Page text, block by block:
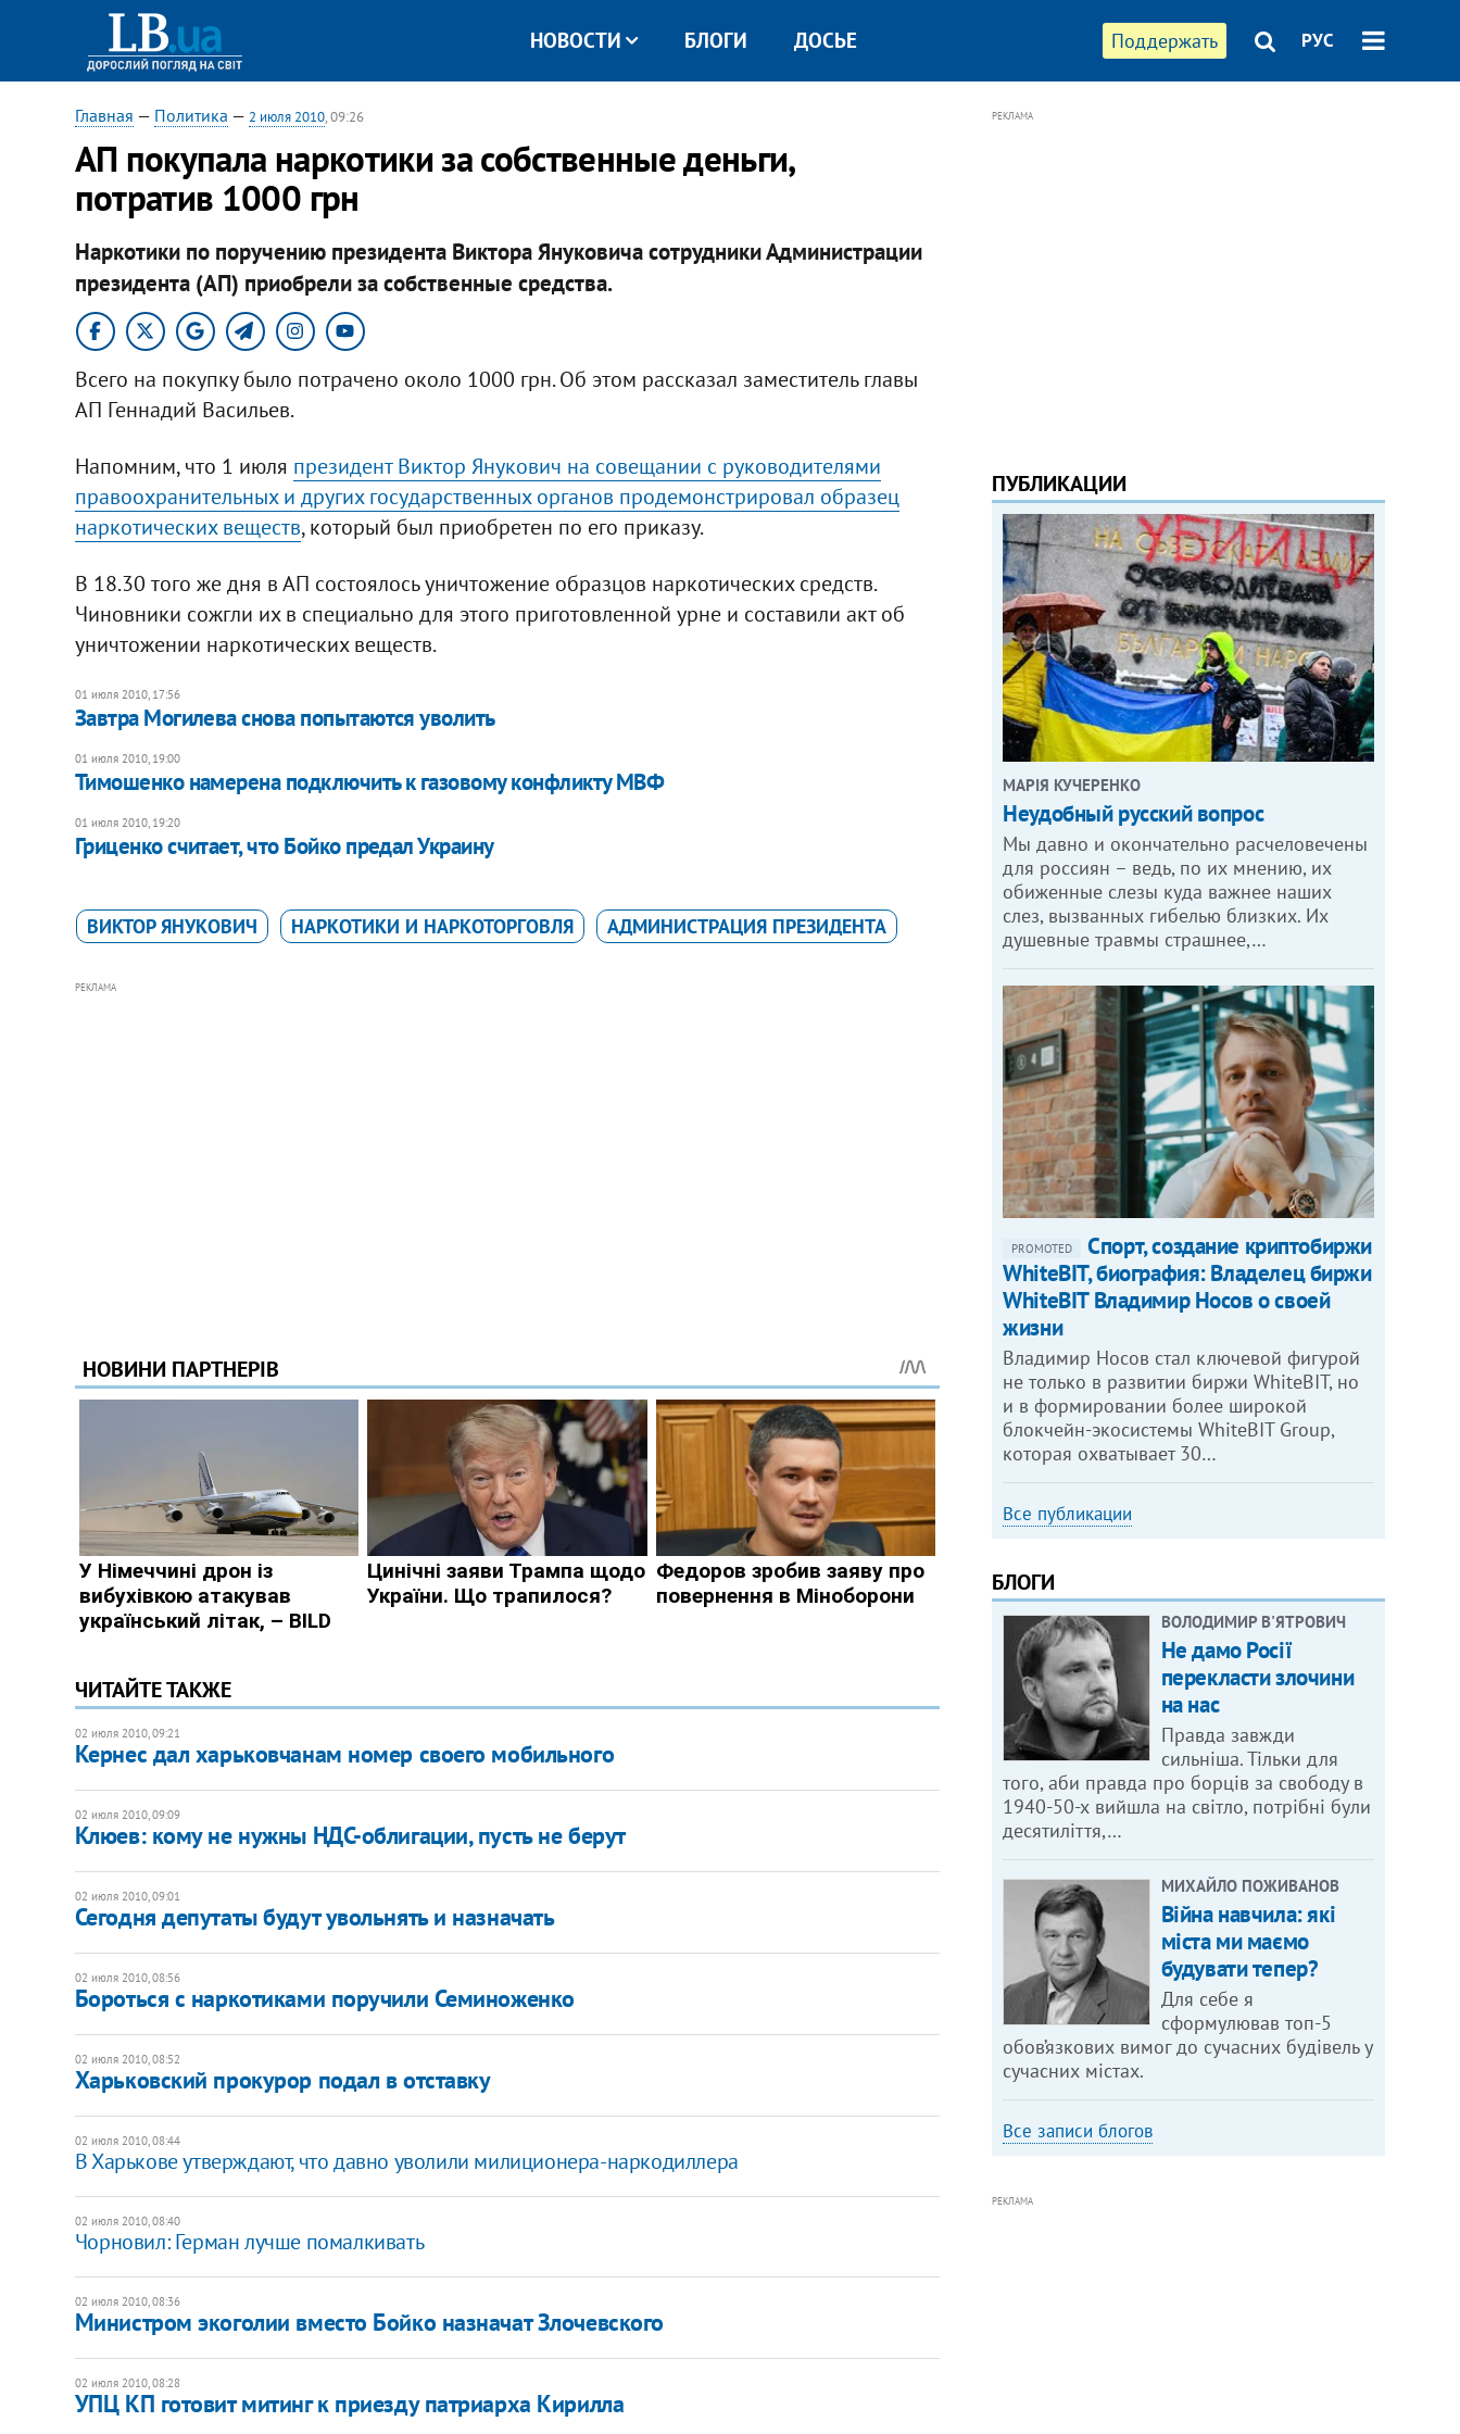
Поддержать РУС
НОВОСТИ БЛОГИ ДОСЬЕ
Главная — Политика — 2 июля 2010, 09:26
АП покупала наркотики за собственные деньги,
потратив 1000 грн
Наркотики по поручению президента Виктора Януковича сотрудники Администрации
президента (АП) приобрели за собственные средства.
Всего на покупку было потрачено около 1000 грн. Об этом рассказал заместитель главы
АП Геннадий Васильев.
Напомним, что 1 июля президент Виктор Янукович на совещании с руководителями
правоохранительных и других государственных органов продемонстрировал образец
наркотических веществ, который был приобретен по его приказу.
В 18.30 того же дня в АП состоялось уничтожение образцов наркотических средств.
Чиновники сожгли их в специально для этого приготовленной урне и составили акт об
уничтожении наркотических веществ.
01 июля 2010, 17:56
Завтра Могилева снова попытаются уволить
01 июля 2010, 19:00
Тимошенко намерена подключить к газовому конфликту МВФ
01 июля 2010, 19:20
Гриценко считает, что Бойко предал Украину
ВИКТОР ЯНУКОВИЧ НАРКОТИКИ И НАРКОТОРГОВЛЯ АДМИНИСТРАЦИЯ ПРЕЗИДЕНТА
РЕКЛАМА
ЧИТАЙТЕ ТАКЖЕ
02 июля 2010, 09:21
Кернес дал харьковчанам номер своего мобильного
02 июля 2010, 09:09
Клюев: кому не нужны НДС-облигации, пусть не берут
02 июля 2010, 09:01
Сегодня депутаты будут увольнять и назначать
02 июля 2010, 08:56
Бороться с наркотиками поручили Семиноженко
02 июля 2010, 08:52
Харьковский прокурор подал в отставку
02 июля 2010, 08:44
В Харькове утверждают, что давно уволили милиционера-наркодиллера
02 июля 2010, 08:40
Чорновил: Герман лучше помалкивать
02 июля 2010, 08:36
Министром экоголии вместо Бойко назначат Злочевского
02 июля 2010, 08:28
УПЦ КП готовит митинг к приезду патриарха Кирилла
РЕКЛАМА
ПУБЛИКАЦИИ
МАРІЯ КУЧЕРЕНКО
​Неудобный русский вопрос
Мы давно и окончательно расчеловечены
для россиян – ведь, по их мнению, их
обиженные слезы куда важнее наших
слез, вызванных гибелью близких. Их
душевные травмы страшнее,…
PROMOTED
Спорт, создание криптобиржи
WhiteBIT, биография: Владелец биржи
WhiteBIT Владимир Носов о своей
жизни
Владимир Носов стал ключевой фигурой
не только в развитии биржи WhiteBIT, но
и в формировании более широкой
блокчейн-экосистемы WhiteBIT Group,
которая охватывает 30…
Все публикации
БЛОГИ
ВОЛОДИМИР В'ЯТРОВИЧ
Не дамо Росії
перекласти злочини
на нас
Правда завжди
сильніша. Тільки для
того, аби правда про борців за свободу в
1940-50-х вийшла на світло, потрібні були
десятиліття,…
МИХАЙЛО ПОЖИВАНОВ
Війна навчила: які
міста ми маємо
будувати тепер?
Для себе я
сформулював топ-5
обов’язкових вимог до сучасних будівель у
сучасних містах.
Все записи блогов
РЕКЛАМА